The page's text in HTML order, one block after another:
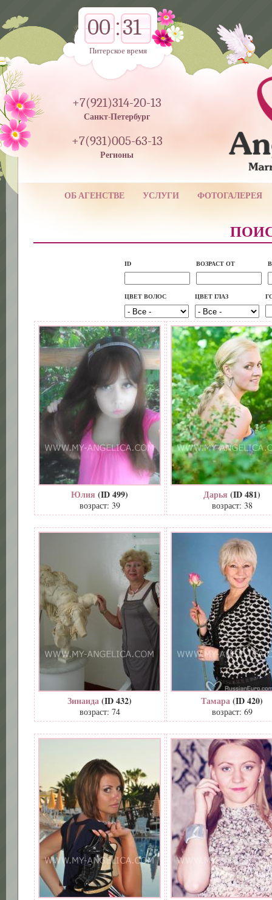
+7(921)314-20-13
Санкт-Петербург
+7(931)005-63-13
Регионы
00 31
Питерское время
ОБ АГЕНСТВЕ УСЛУГИ ФОТОГАЛЕРЕЯ
ID ВОЗРАСТ ОТ
ЦВЕТ ВОЛОС ЦВЕТ ГЛАЗ
Юлия (ID 499)
возраст: 39
Дарья (ID 481)
возраст: 38
Зинаида(ID 432)
возраст: 74
Тамара(ID 420)
возраст: 69